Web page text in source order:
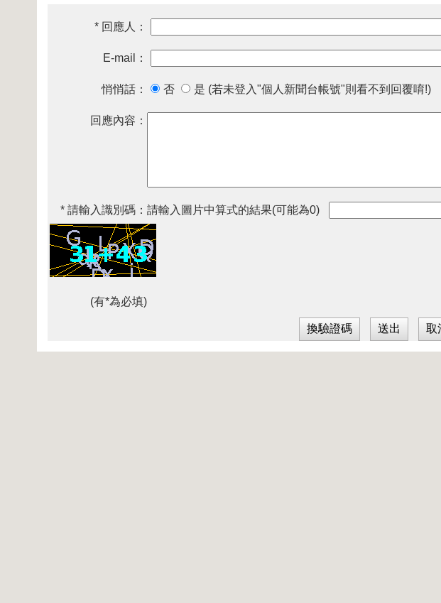
* 回應人：
E-mail：
悄悄話： 否 是 (若未登入"個人新聞台帳號"則看不到回覆唷!)
回應內容：
* 請輸入識別碼： 請輸入圖片中算式的結果(可能為0)
(有*為必填)